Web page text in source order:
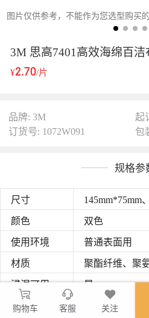
图片仅供参考，不能作为您选型购买
3M 思高7401高效海绵百洁
¥2.70/片
品牌: 3M
起
订货号: 1072W091
包
规格参
尺寸 145mm*75mm
颜色 双色
使用环境 普通表面用
材质 聚酯纤维、聚
浸湿可用 是
材质 聚酯纤维、聚
购物车 客服 关注